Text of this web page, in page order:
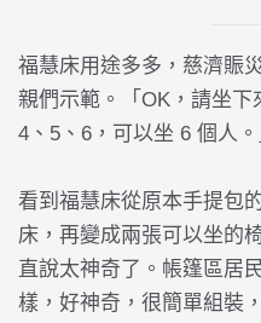
福慧床用途多多，慈濟賑
親們示範。「OK，請坐下
4、5、6，可以坐 6 個人。
看到福慧床從原本手提包
床，再變成兩張可以坐的
直說太神奇了。帳篷區居
樣，好神奇，很簡單組裝